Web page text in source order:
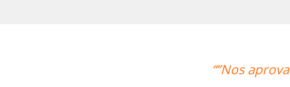
aprovamos o professor Djalma com louvor. ””